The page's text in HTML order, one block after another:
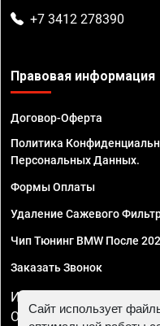
+7 3412 278390
Правовая информация
Договор-Оферта
Политика
Персональных Данных.
Формы Оплаты
Удаление Сажевого
Чип Тюнинг BMW После
Заказать Звонок
ИП Смирнов Георгий
ОГРНИП
Сайт использует